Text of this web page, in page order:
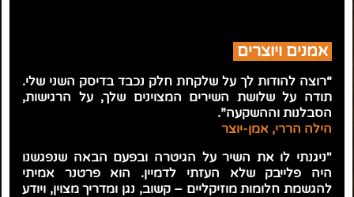
אמנים ויוצרים
“רוצה להודות לך על שלקחת חלק נכבד בדיסק השני שלי.
תודה על שלושת השירים המצוינים שלך, על הרגישות,
הסבלנות וההשקעה”.
הילה הררי, אמן-יוצר
"ניגנתי לו את השיר על הגיטרה ובפעם הבאה שנפגשנו
היה פלייבק שלא העזתי לדמיין. הוא פרטנר אמיתי
להגשמת חלומות מוזיקליים – קשוב, נגן ומדריך מצוין, ויודע